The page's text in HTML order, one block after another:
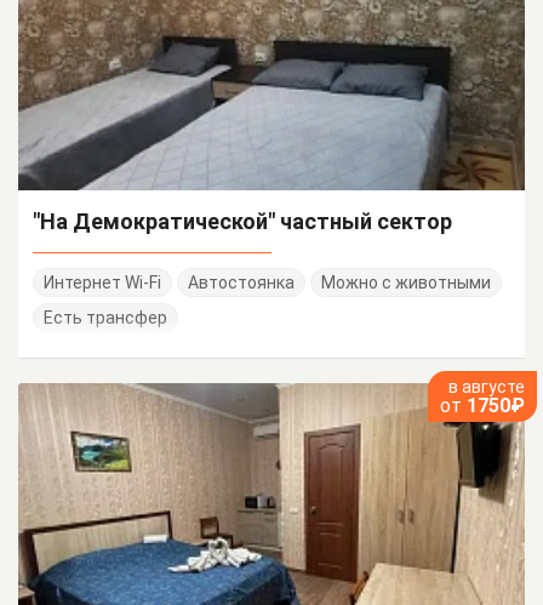
"На Демократической" частный сектор
Интернет Wi-Fi Автостоянка
Можно с животными
Есть трансфер
в августе
от 1750₽